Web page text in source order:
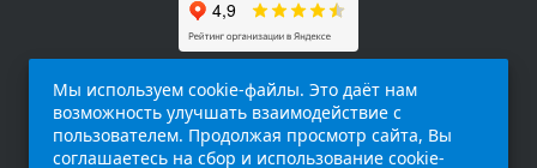
Мы используем cookie-файлы. Это даёт нам
возможность улучшать взаимодействие с
пользователем. Продолжая просмотр сайта, Вы
соглашаетесь на сбор и использование cookie-